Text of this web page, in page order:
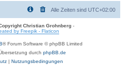
Alle Zeiten sind UTC+02:00
Christian Grohnberg-
by Freepik - Flaticon
® Forum Software © phpBB Limited
durch phpBB.de
| Nutzungsbedingungen